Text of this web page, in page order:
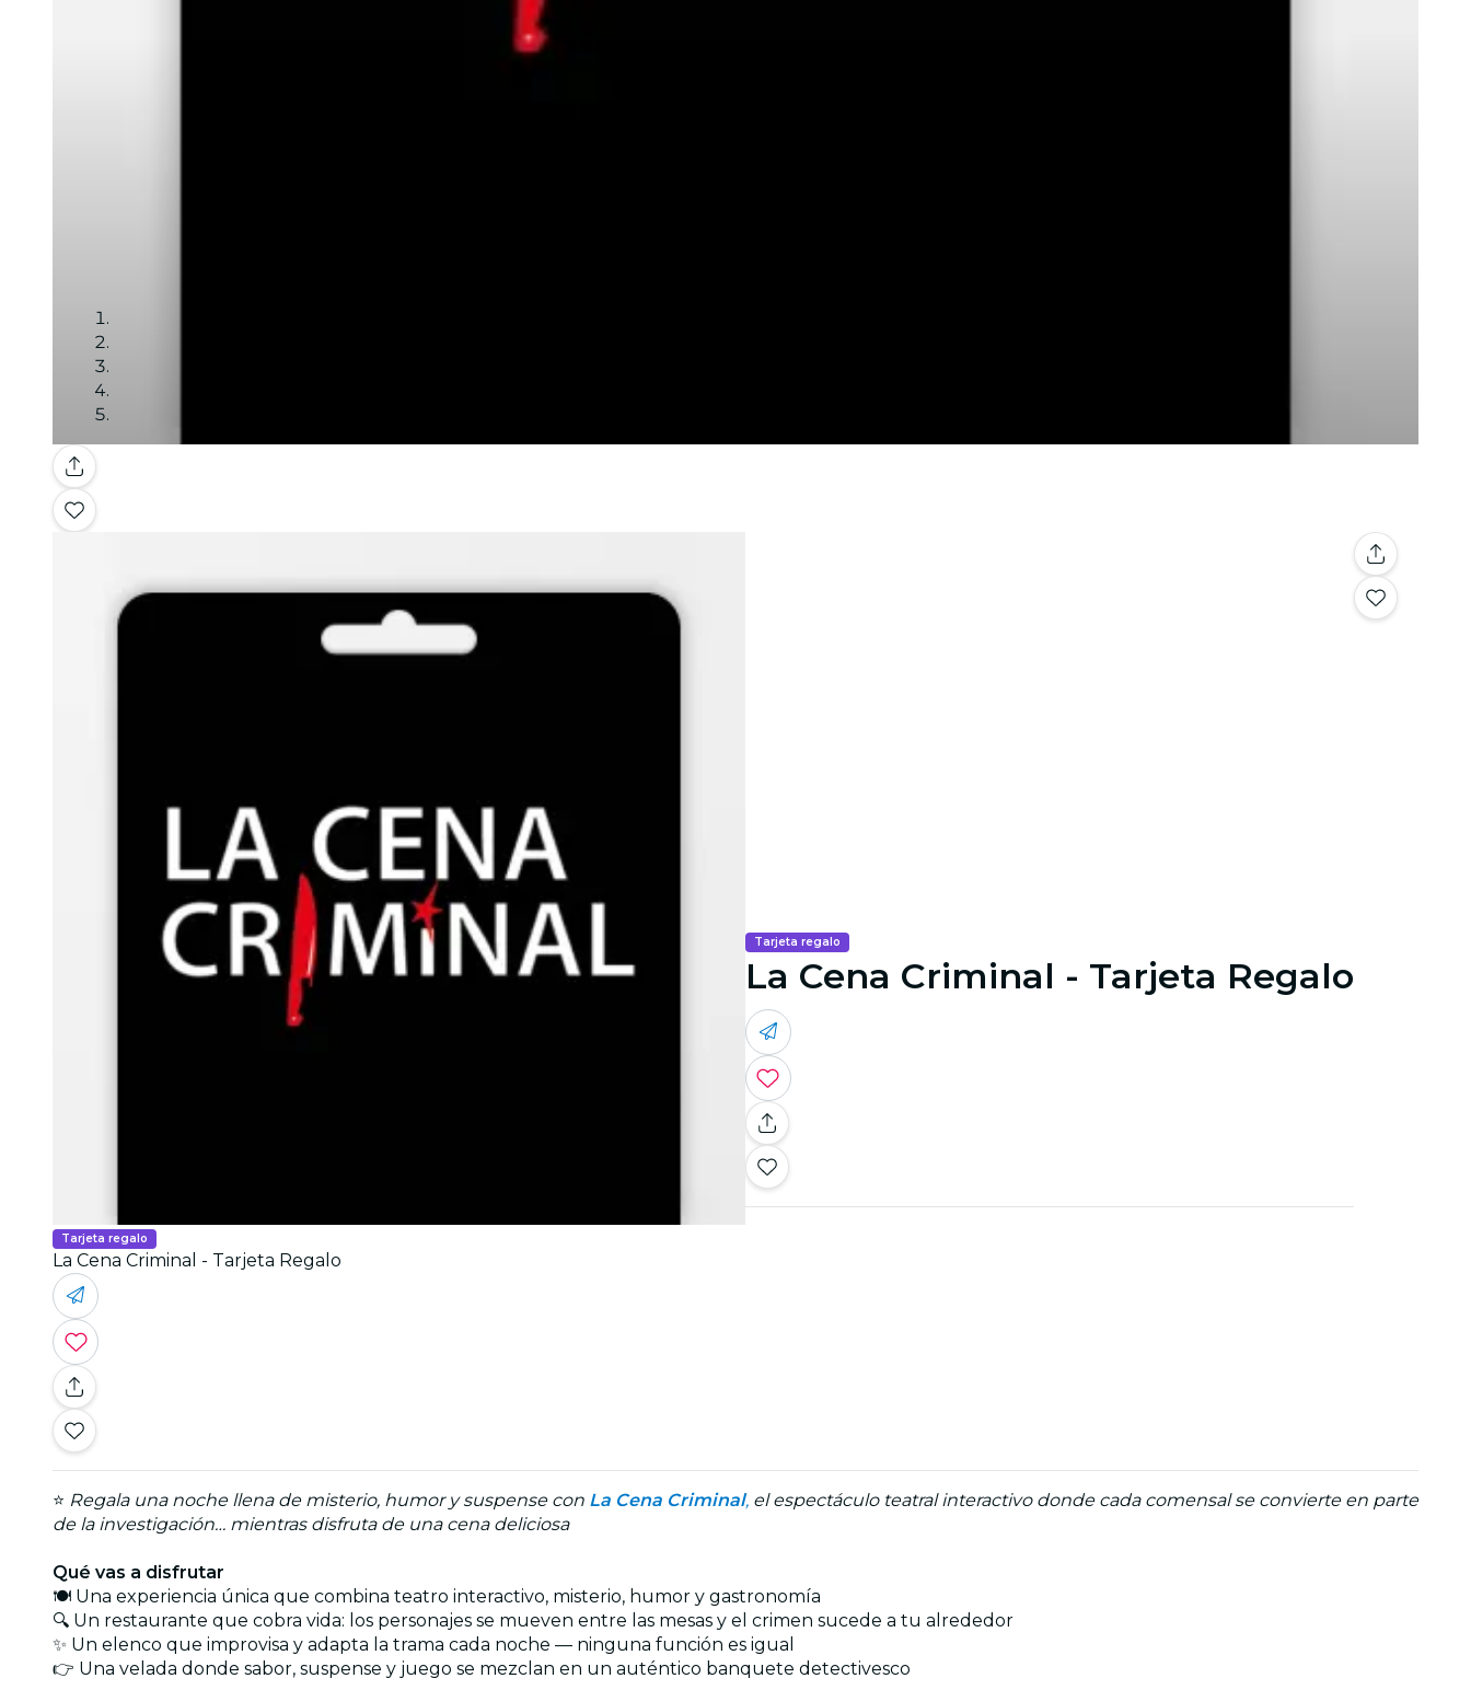
Galería
Tarjeta regalo
La Cena Criminal - Tarjeta Regalo
Tarjeta regalo
La Cena Criminal - Tarjeta Regalo
⭐ Regala una noche llena de misterio, humor y suspense con La Cena Criminal, el espectáculo teatral interactivo donde cada comensal se convierte en parte
de la investigación… mientras disfruta de una cena deliciosa
Qué vas a disfrutar
🍽️ Una experiencia única que combina teatro interactivo, misterio, humor y gastronomía
🔍 Un restaurante que cobra vida: los personajes se mueven entre las mesas y el crimen sucede a tu alrededor
✨ Un elenco que improvisa y adapta la trama cada noche — ninguna función es igual
👉 Una velada donde sabor, suspense y juego se mezclan en un auténtico banquete detectivesco